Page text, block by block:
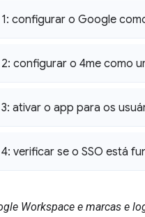
configurar o Google
configurar o 4me como
ativar o app para os
verificar se o SSO está
Workspace e marcas e